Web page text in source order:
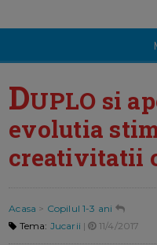
DUPLO si
evolutia
creativitatii
Acasa > Copilul 1-3 ani
Tema: Jucarii | 11/4/2017